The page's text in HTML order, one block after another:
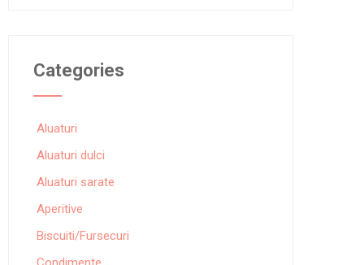
Categories
Aluaturi
Aluaturi dulci
Aluaturi sarate
Aperitive
Biscuiti/Fursecuri